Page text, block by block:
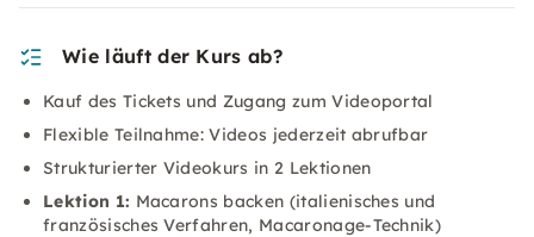
Wie läuft der Kurs ab?
Kauf des Tickets und Zugang zum Videoportal
Flexible Teilnahme: Videos jederzeit abrufbar
Strukturierter Videokurs in 2 Lektionen
Lektion 1: Macarons backen (italienisches und
französisches Verfahren, Macaronage-Technik)